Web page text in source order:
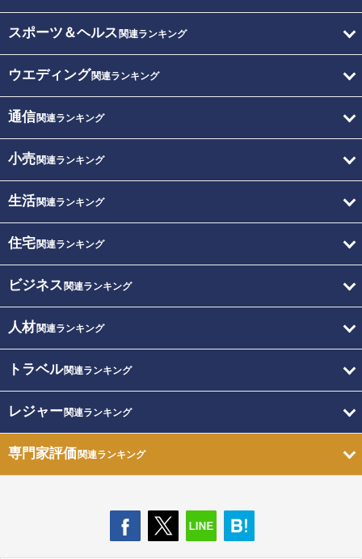
スポーツ＆ヘルス 関連ランキング
ウエディング関連ランキング
通信関連ランキング
小売関連ランキング
生活関連ランキング
住宅関連ランキング
ビジネス 関連ランキング
人材関連ランキング
トラベル関連ランキング
レジャー関連ランキング
専門家評価関連ランキング